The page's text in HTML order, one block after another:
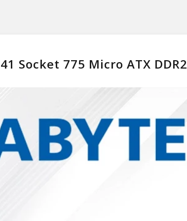
Socket 775 Micro ATX DDR2